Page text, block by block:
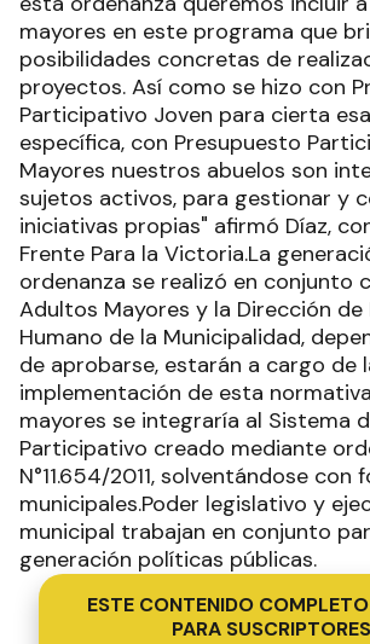
mayores en este programa que
posibilidades concretas de
proyectos. Así como se hizo con
Participativo Joven para cierta
específica, con Presupuesto
Mayores nuestros abuelos son
sujetos activos, para gestionar y
iniciativas propias" afirmó Díaz,
Frente Para la Victoria.La
ordenanza se realizó en conjunto
Adultos Mayores y la Dirección de
Humano de la Municipalidad,
de aprobarse, estarán a cargo de
implementación de esta
mayores se integraría al Sistema
Participativo creado mediante
N°11.654/2011, solventándose con
municipales.Poder legislativo y
municipal trabajan en conjunto
generación políticas públicas.
ESTE CONTENIDO
PARA SUSCRIPTORES